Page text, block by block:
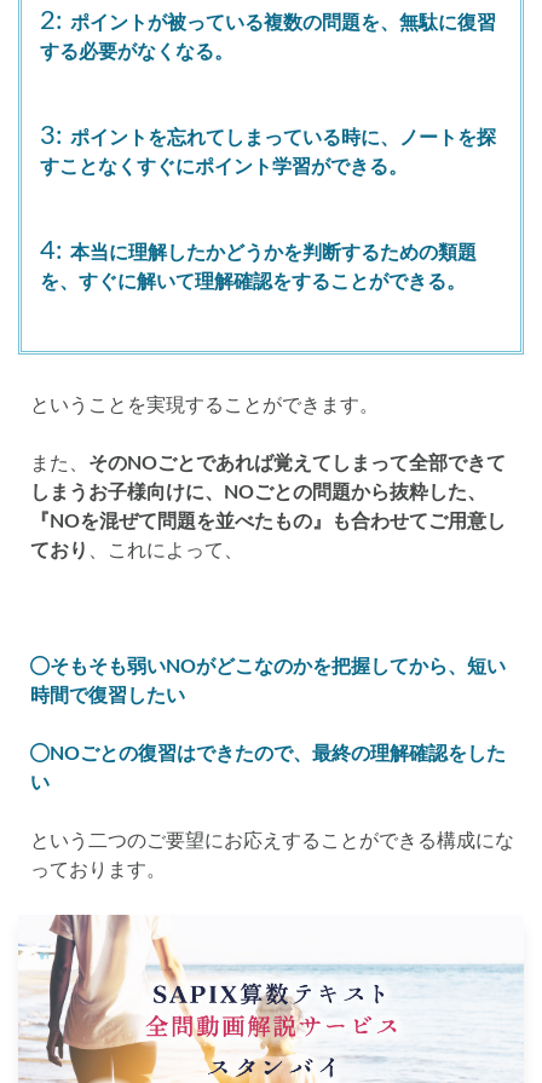
2: ポイントが被っている複数の問題を、無駄に復習
する必要がなくなる。
3: ポイントを忘れてしまっている時に、ノートを探
すことなくすぐにポイント学習ができる。
4: 本当に理解したかどうかを判断するための類題
を、すぐに解いて理解確認をすることができる。
ということを実現することができます。
また、 そのNOごとであれば覚えてしまって全部できて
しまうお子様向けに、NOごとの問題から抜粋した、
『NOを混ぜて問題を並べたもの』も合わせてご用意し
ており
、これによって、
そもそも弱いNOがどこなのかを把握してから、短い
時間で復習したい
NOごとの復習はできたので、最終の理解確認をした
い
という二つのご要望にお応えすることができる構成にな
っております。